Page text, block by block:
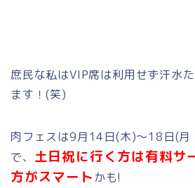
庶民な私はVIP席は利用せず汗水
ます！(笑)
肉フェスは9月14日(木)～18日(月
で、 土日祝に行く方は有料サ
方がスマート かも!